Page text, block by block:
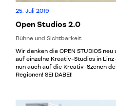
25. Juli 2019
Open Studios 2.0
Bühne und Sichtbarkeit
Wir denken die OPEN STUDIOS
auf einzelne Kreativ-Studios in
nun auch auf die Kreativ-Szenen
Regionen! SEI DABEI!